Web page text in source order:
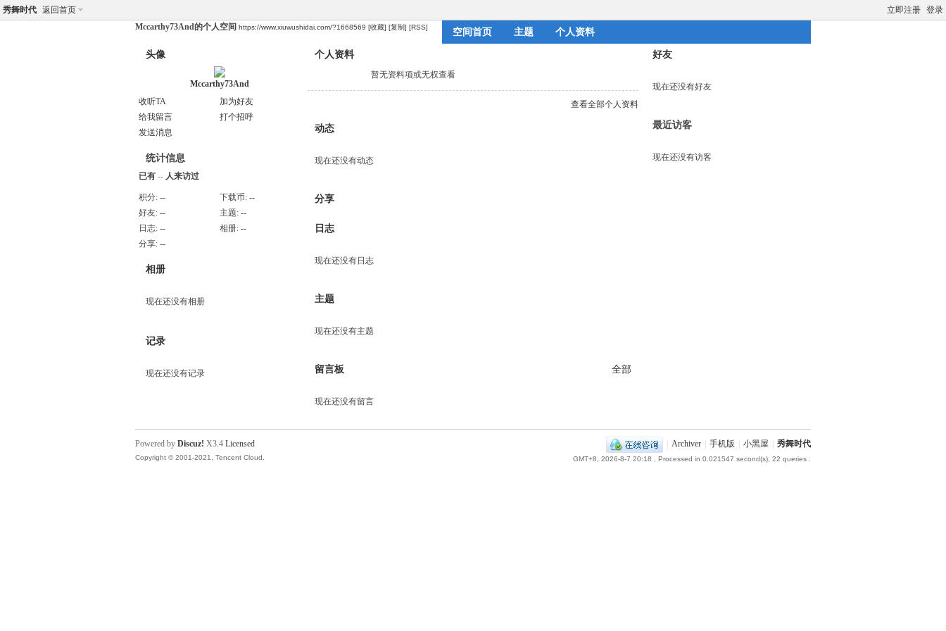
立即注册 登录
秀舞时代 返回首页
Mccarthy73And的个人空间 https://www.xiuwushidai.com/?1668569 [收藏] [复制] [RSS] 空间首页 主题 个人资料
头像
Mccarthy73And
收听TA
加为好友
给我留言
打个招呼
发送消息
统计信息
已有 -- 人来访过
积分: -- 下载币: --
好友: -- 主题: --
日志: -- 相册: --
分享: --
相册
现在还没有相册
记录
现在还没有记录
个人资料
暂无资料项或无权查看
查看全部个人资料
动态
现在还没有动态
分享
日志
现在还没有日志
主题
现在还没有主题
留言板 全部
现在还没有留言
好友
现在还没有好友
最近访客
现在还没有访客
Archiver 手机版 小黑屋 秀舞时代
GMT+8, 2026-8-7 20:18 , Processed in 0.021547 second(s), 22 queries .
Powered by Discuz! X3.4 Licensed
Copyright © 2001-2021, Tencent Cloud.